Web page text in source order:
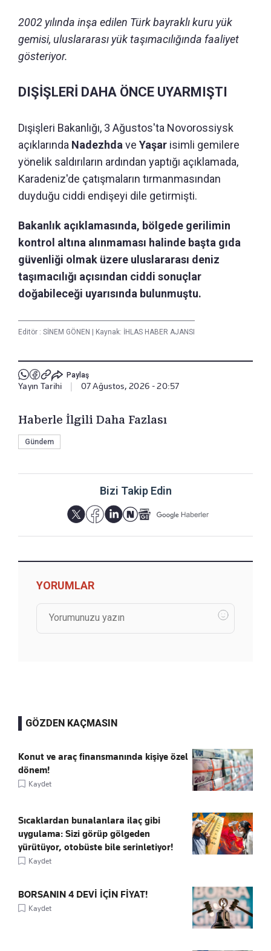
2002 yılında inşa edilen Türk bayraklı kuru yük
gemisi, uluslararası yük taşımacılığında faaliyet
gösteriyor.
DIŞİŞLERİ DAHA ÖNCE UYARMIŞTI
Dışişleri Bakanlığı, 3 Ağustos'ta Novorossiysk
açıklarında Nadezhda ve Yaşar isimli gemilere
yönelik saldırıların ardından yaptığı açıklamada,
Karadeniz'de çatışmaların tırmanmasından
duyduğu ciddi endişeyi dile getirmişti.
Bakanlık açıklamasında, bölgede gerilimin
kontrol altına alınmaması halinde başta gıda
güvenliği olmak üzere uluslararası deniz
taşımacılığı açısından ciddi sonuçlar
doğabileceği uyarısında bulunmuştu.
Editör : SİNEM GÖNEN | Kaynak: İHLAS HABER AJANSI
Paylaş
Yayın Tarihi | 07 Ağustos, 2026 - 20:57
Haberle İlgili Daha Fazlası
Gündem
Bizi Takip Edin
YORUMLAR
GÖZDEN KAÇMASIN
Konut ve araç finansmanında kişiye özel
dönem!
Kaydet
Sıcaklardan bunalanlara ilaç gibi
uygulama: Sizi görüp gölgeden
yürütüyor, otobüste bile serinletiyor!
Kaydet
BORSANIN 4 DEVİ İÇİN FİYAT!
Kaydet